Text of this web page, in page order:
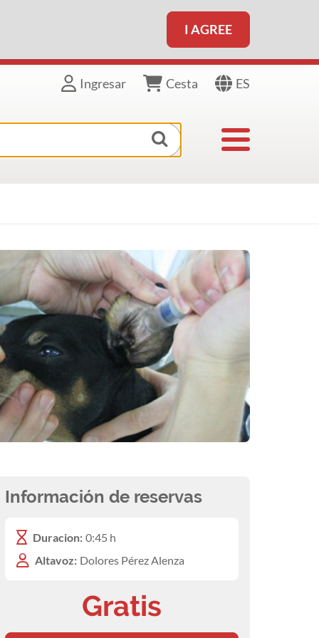
I AGREE
Ingresar Cesta ES
Toggle
Información de reservas
Duracion: 0:45 h
Altavoz: Dolores Pérez Alenza
Gratis